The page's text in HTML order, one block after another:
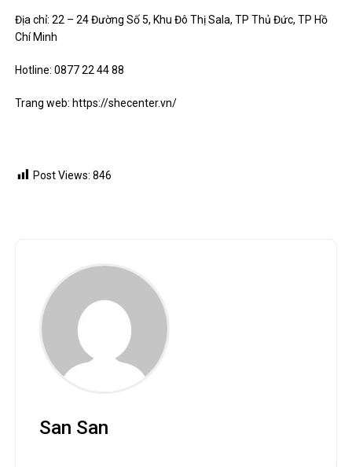
Địa chỉ: 22 – 24 Đường Số 5, Khu Đô Thị Sala, TP Thủ Đức, TP Hồ
Chí Minh
Hotline: 0877 22 44 88
Trang web: https://shecenter.vn/
Post Views: 846
San San